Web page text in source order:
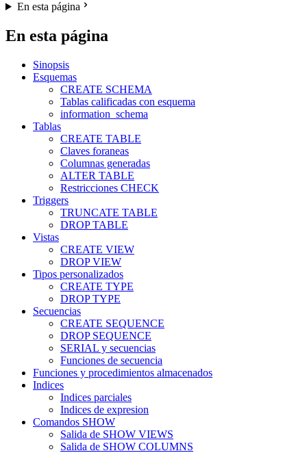
En esta página
En esta página
Sinopsis
Esquemas
CREATE SCHEMA
Tablas calificadas con esquema
information_schema
Tablas
CREATE TABLE
Claves foraneas
Columnas generadas
ALTER TABLE
Restricciones CHECK
Triggers
TRUNCATE TABLE
DROP TABLE
Vistas
CREATE VIEW
DROP VIEW
Tipos personalizados
CREATE TYPE
DROP TYPE
Secuencias
CREATE SEQUENCE
DROP SEQUENCE
SERIAL y secuencias
Funciones de secuencia
Funciones y procedimientos almacenados
Indices
Indices parciales
Indices de expresion
Comandos SHOW
Salida de SHOW VIEWS
Salida de SHOW COLUMNS